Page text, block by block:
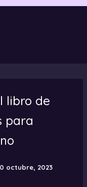
libro de
para
octubre, 2023